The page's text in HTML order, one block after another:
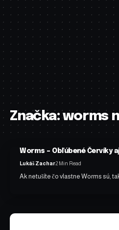
Značka:worms
Worms – Obľúbené Červíky
Lukáš Zachar2 Min Read
Ak netušíte čo vlastne Worms sú,